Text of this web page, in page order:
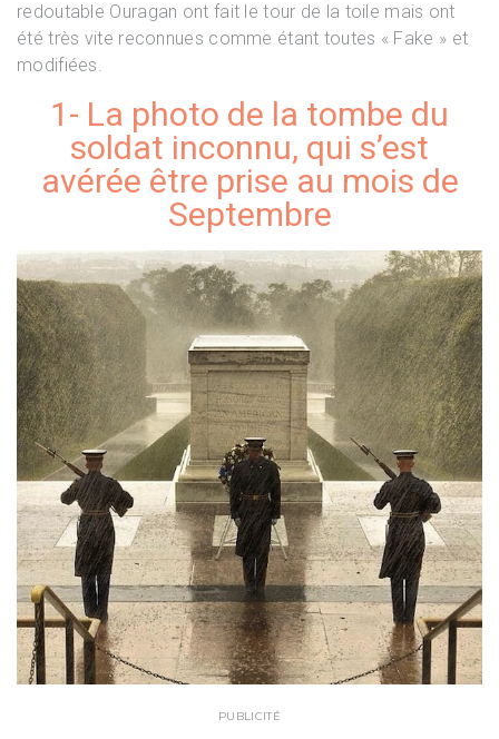
redoutable Ouragan ont fait le tour de la toile mais ont
été très vite reconnues comme étant toutes « Fake » et
modifiées.
1- La photo de la tombe du
soldat inconnu, qui s’est
avérée être prise au mois de
Septembre
PUBLICITÉ